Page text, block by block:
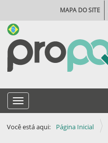
MAPA DO SITE
Toggle navigation
Você está aqui: Página Inicial